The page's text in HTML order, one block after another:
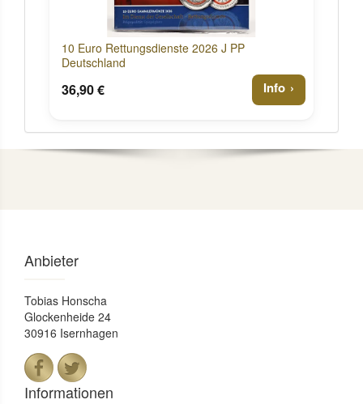
10 Euro Rettungsdienste 2026 J PP
Deutschland
36,90 € Info
Anbieter
Tobias Honscha
Glockenheide 24
30916 Isernhagen
Informationen